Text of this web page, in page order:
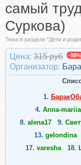
самый
Суркова)
Тема в разделе "Дети и
Цена: 315 руб -88%
Организатор:
1.
4. Anna-mariia
8. alena17 9.
13. gelondina
17. varesha 18.